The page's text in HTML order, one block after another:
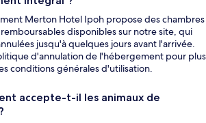
Merton Hotel Ipoh propose des chambres
disponibles sur notre site, qui
jusqu'à quelques jours avant l'arrivée.
d'annulation de l'hébergement pour plus
conditions générales d'utilisation.
accepte-t-il les animaux de